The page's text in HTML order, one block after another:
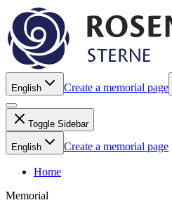
English Create a memorial page
Toggle Sidebar
English Create a memorial page
Home
Memorial